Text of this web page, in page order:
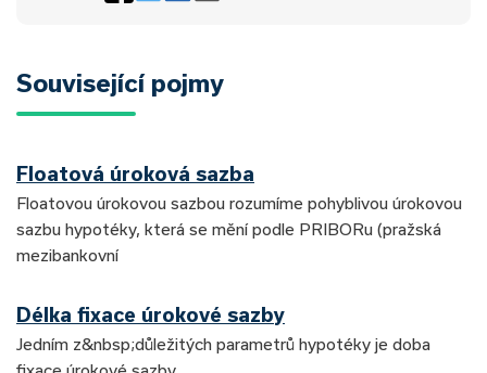
Související pojmy
Floatová úroková sazba
Floatovou úrokovou sazbou rozumíme pohyblivou úrokovou
sazbu hypotéky, která se mění podle PRIBORu (pražská
mezibankovní
Délka fixace úrokové sazby
Jedním z&nbsp;důležitých parametrů hypotéky je doba